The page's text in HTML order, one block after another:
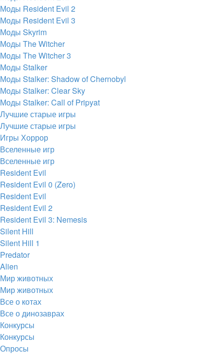
Моды Resident Evil 2
Моды Resident Evil 3
Моды Skyrim
Моды The Witcher
Моды The Witcher 3
Моды Stalker
Моды Stalker: Shadow of Chernobyl
Моды Stalker: Clear Sky
Моды Stalker: Call of Pripyat
Лучшие старые игры
Лучшие старые игры
Игры Хоррор
Вселенные игр
Вселенные игр
Resident Evil
Resident Evil 0 (Zero)
Resident Evil
Resident Evil 2
Resident Evil 3: Nemesis
Silent Hill
Silent Hill 1
Predator
Alien
Мир животных
Мир животных
Все о котах
Все о динозаврах
Конкурсы
Конкурсы
Опросы